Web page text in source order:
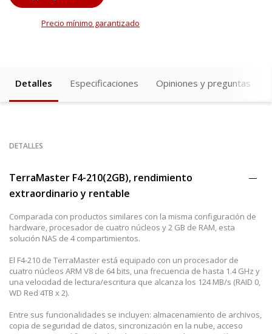
Precio mínimo garantizado
Detalles Especificaciones Opiniones y preguntas
DETALLES
TerraMaster F4-210(2GB), rendimiento
extraordinario y rentable
Comparada con productos similares con la misma configuración de
hardware, procesador de cuatro núcleos y 2 GB de RAM, esta
solución NAS de 4 compartimientos.
El F4-210 de TerraMaster está equipado con un procesador de
cuatro núcleos ARM V8 de 64 bits, una frecuencia de hasta 1.4 GHz y
una velocidad de lectura/escritura que alcanza los 124 MB/s (RAID 0,
WD Red 4TB x 2).
Entre sus funcionalidades se incluyen: almacenamiento de archivos,
copia de seguridad de datos, sincronización en la nube, acceso